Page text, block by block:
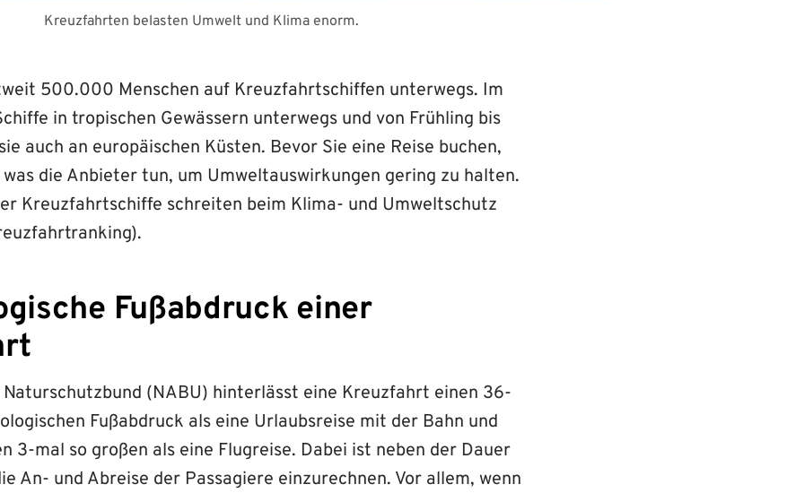
Kreuzfahrten belasten Umwelt und Klima enorm.
500.000 Menschen auf Kreuzfahrtschiffen unterwegs. Im
in tropischen Gewässern unterwegs und von Frühling bis
auch an europäischen Küsten. Bevor Sie eine Reise buchen,
die Anbieter tun, um Umweltauswirkungen gering zu halten.
Kreuzfahrtschiffe schreiten beim Klima- und Umweltschutz
Fußabdruck einer
(NABU) hinterlässt eine Kreuzfahrt einen 36-
Fußabdruck als eine Urlaubsreise mit der Bahn und
3-mal so großen als eine Flugreise. Dabei ist neben der Dauer
An- und Abreise der Passagiere einzurechnen. Vor allem, wenn